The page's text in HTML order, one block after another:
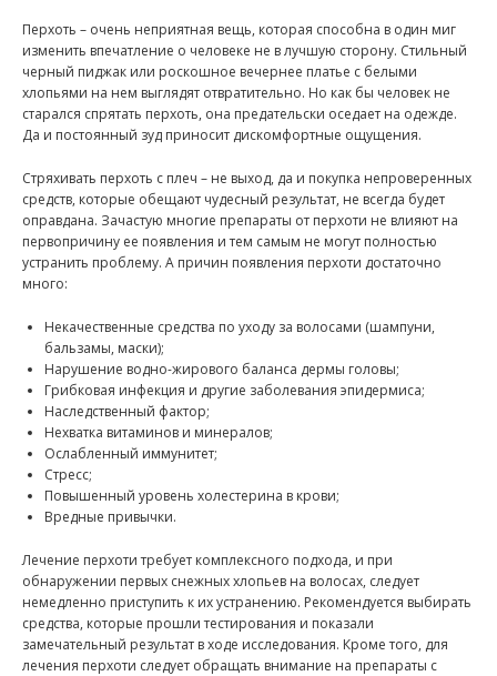
Перхоть – очень неприятная вещь, которая способна в один миг
изменить впечатление о человеке не в лучшую сторону. Стильный
черный пиджак или роскошное вечернее платье с белыми
хлопьями на нем выглядят отвратительно. Но как бы человек не
старался спрятать перхоть, она предательски оседает на одежде.
Да и постоянный зуд приносит дискомфортные ощущения.
Стряхивать перхоть с плеч – не выход, да и покупка непроверенных
средств, которые обещают чудесный результат, не всегда будет
оправдана. Зачастую многие препараты от перхоти не влияют на
первопричину ее появления и тем самым не могут полностью
устранить проблему. А причин появления перхоти достаточно
много:
Некачественные средства по уходу за волосами (шампуни,
бальзамы, маски);
Нарушение водно-жирового баланса дермы головы;
Грибковая инфекция и другие заболевания эпидермиса;
Наследственный фактор;
Нехватка витаминов и минералов;
Ослабленный иммунитет;
Стресс;
Повышенный уровень холестерина в крови;
Вредные привычки.
Лечение перхоти требует комплексного подхода, и при
обнаружении первых снежных хлопьев на волосах, следует
немедленно приступить к их устранению. Рекомендуется выбирать
средства, которые прошли тестирования и показали
замечательный результат в ходе исследования. Кроме того, для
лечения перхоти следует обращать внимание на препараты с